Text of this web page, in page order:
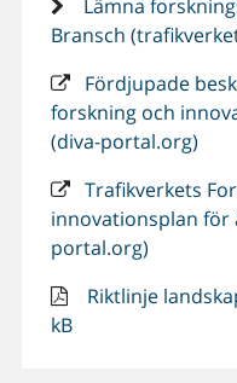
Lämna
Bransch
Fördjupade
forskning och
(diva-portal.org)
Trafikverkets
innovationsplan för
portal.org)
Riktlinje
kB